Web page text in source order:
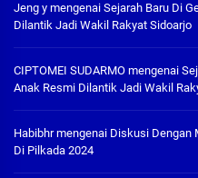
Jeng y mengenai Sejarah Baru Di
Dilantik Jadi Wakil Rakyat Sidoarjo
CIPTOMEI SUDARMO mengenai
Anak Resmi Dilantik Jadi Wakil
Habibhrmengenai Diskusi Dengan
Di Pilkada 2024